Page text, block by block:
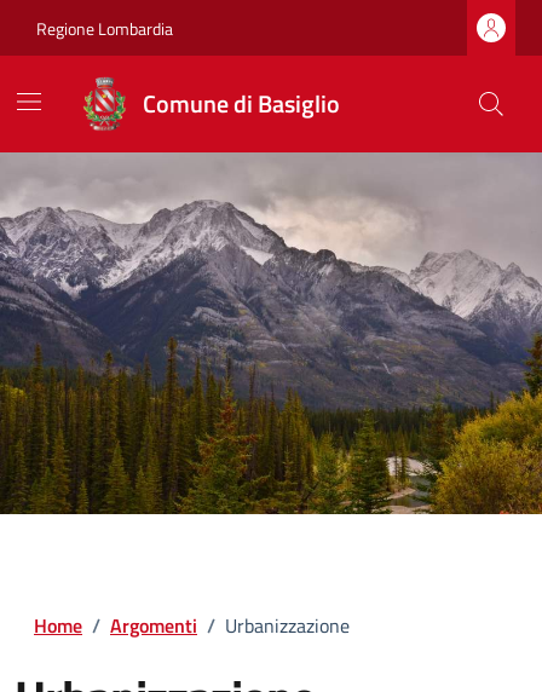
Regione Lombardia
Comune di Basiglio
Home / Argomenti / Urbanizzazione